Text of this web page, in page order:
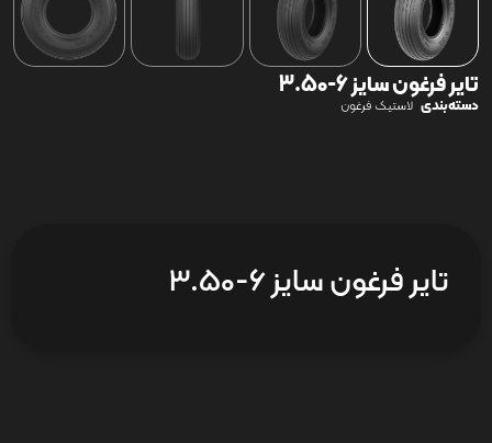
تایر فرغون سایز 6-3.50
دسته‌بندی لاستیک فرغون
تایر فرغون سایز 6-3.50